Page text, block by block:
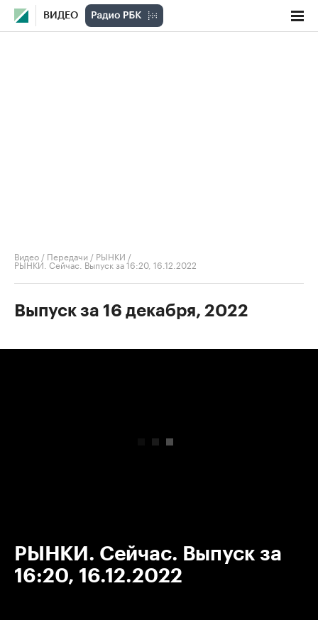
ВИДЕО
Видео / Передачи / РЫНКИ /
РЫНКИ. Сейчас. Выпуск за 16:20, 16.12.2022
Выпуск за 16 декабря, 2022
РЫНКИ. Сейчас. Выпуск за
16:20, 16.12.2022